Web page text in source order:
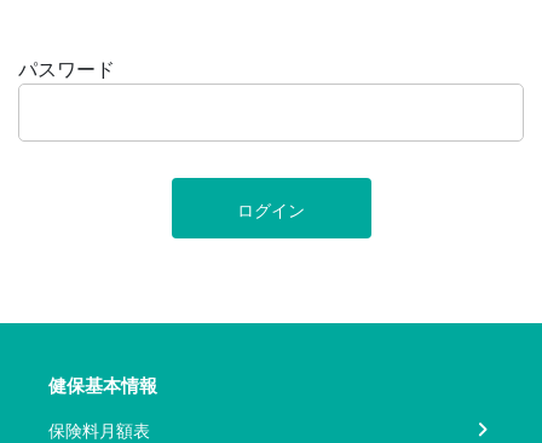
パスワード
ログイン
健保基本情報
保険料月額表